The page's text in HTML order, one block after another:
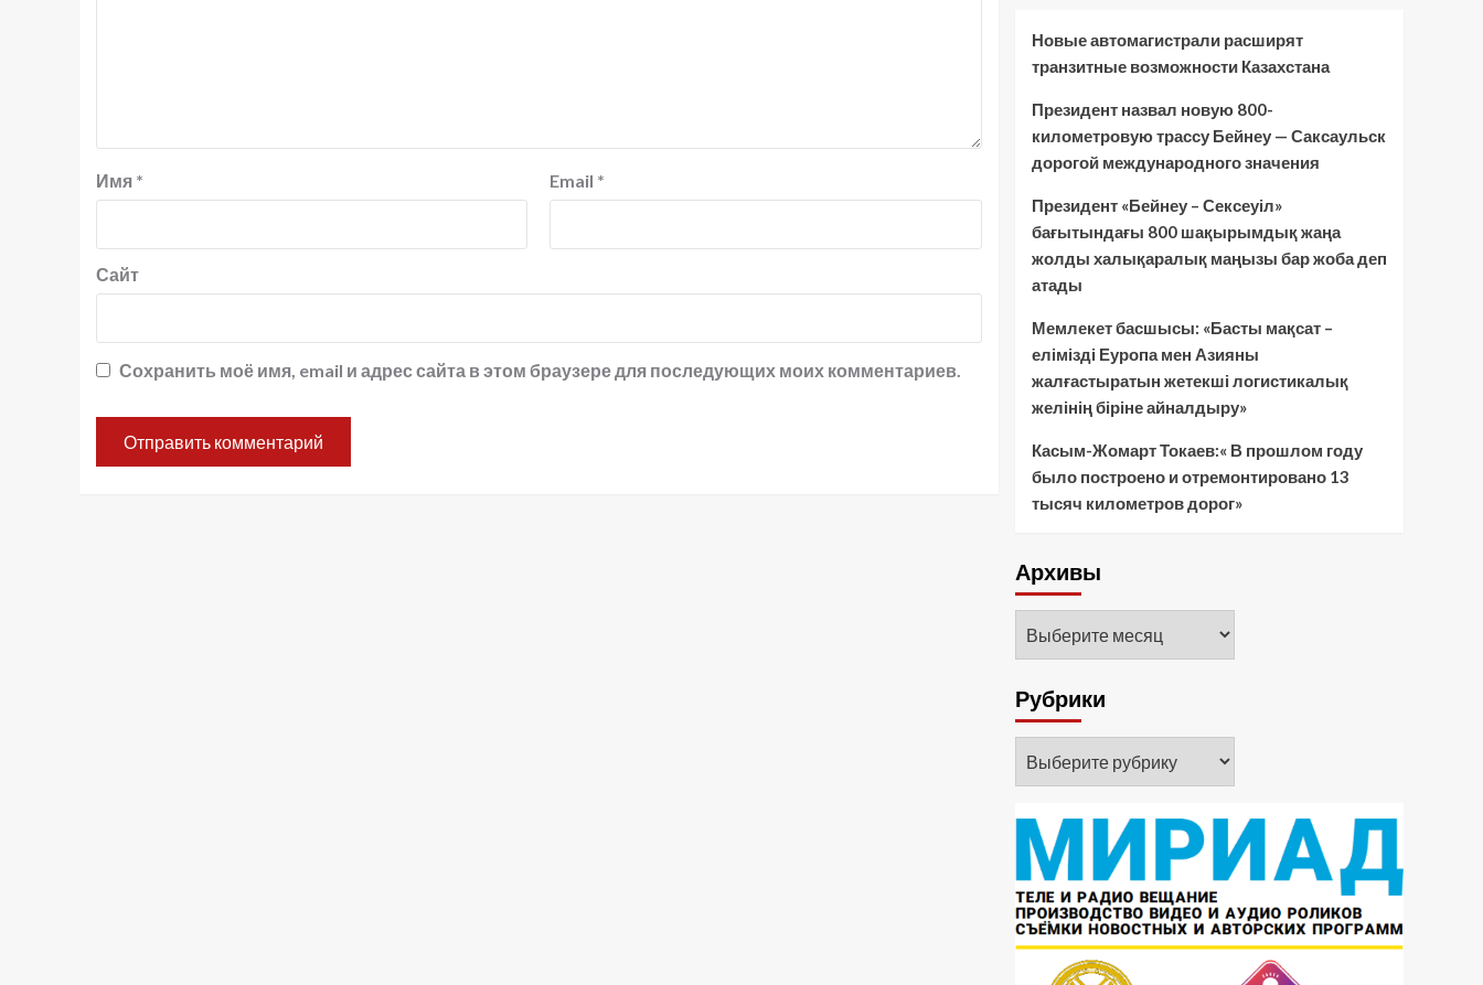
Имя * Email *
Сайт
Сохранить моё имя, email и адрес сайта в этом браузере для последующих моих комментариев.
Новые автомагистрали расширят
транзитные возможности Казахстана
Президент назвал новую 800-
километровую трассу Бейнеу — Саксаульск
дорогой международного значения
Президент «Бейнеу – Сексеуіл»
бағытындағы 800 шақырымдық жаңа
жолды халықаралық маңызы бар жоба деп
атады
Мемлекет басшысы: «Басты мақсат –
елімізді Еуропа мен Азияны
жалғастыратын жетекші логистикалық
желінің біріне айналдыру»
Касым-Жомарт Токаев:« В прошлом году
было построено и отремонтировано 13
тысяч километров дорог»
Архивы
Рубрики